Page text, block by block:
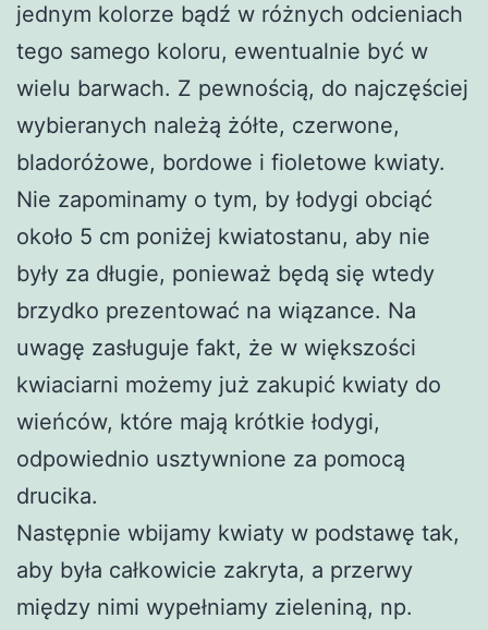
jednym kolorze bądź w różnych odcieniach
tego samego koloru, ewentualnie być w
wielu barwach. Z pewnością, do najczęściej
wybieranych należą żółte, czerwone,
bladoróżowe, bordowe i fioletowe kwiaty.
Nie zapominamy o tym, by łodygi obciąć
około 5 cm poniżej kwiatostanu, aby nie
były za długie, ponieważ będą się wtedy
brzydko prezentować na wiązance. Na
uwagę zasługuje fakt, że w większości
kwiaciarni możemy już zakupić kwiaty do
wieńców, które mają krótkie łodygi,
odpowiednio usztywnione za pomocą
drucika.
Następnie wbijamy kwiaty w podstawę tak,
aby była całkowicie zakryta, a przerwy
między nimi wypełniamy zieleniną, np.